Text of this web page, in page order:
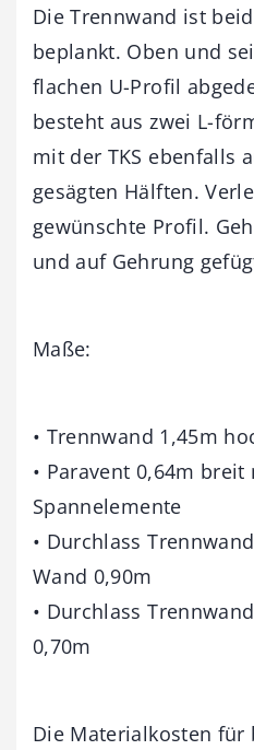
Die Trennwand ist
beplankt. Oben und
flachen U-Profil
besteht aus zwei L-
mit der TKS ebenfalls
gesägten Hälften.
gewünschte Profil.
und auf Gehrung
Maße:
• Trennwand 1,45m
• Paravent 0,64m
Spannelemente
• Durchlass
Wand 0,90m
• Durchlass
0,70m
Die Materialkosten für